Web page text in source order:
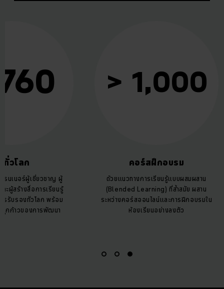
ทั่วโลก
รนเนอร์ผู้เชี่ยวชาญ ผู้
ะผู้สร้างสื่อการเรียนรู้
รรับรองทั่วโลก พร้อม
กก้าวของการพัฒนา
> 1,000
คอร์สฝึกอบรม
ด้วยแนวทางการเรียนรู้แบบผสมผสาน
(Blended Learning) ที่ล้ำสมัย ผสาน
ระหว่างคอร์สออนไลน์และการฝึกอบรมใน
ห้องเรียนอย่างลงตัว